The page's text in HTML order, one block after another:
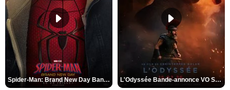
Spider-Man: Brand New Day Bande-annonce VO STFR L'Odyssée Bande-annonce VO STFR